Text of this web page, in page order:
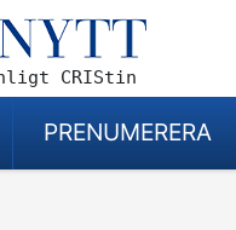
CRIStin
PRENUMERERA